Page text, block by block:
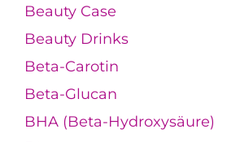
Beauty Case
Beauty Drinks
Beta-Carotin
Beta-Glucan
BHA (Beta-Hydroxysäure)